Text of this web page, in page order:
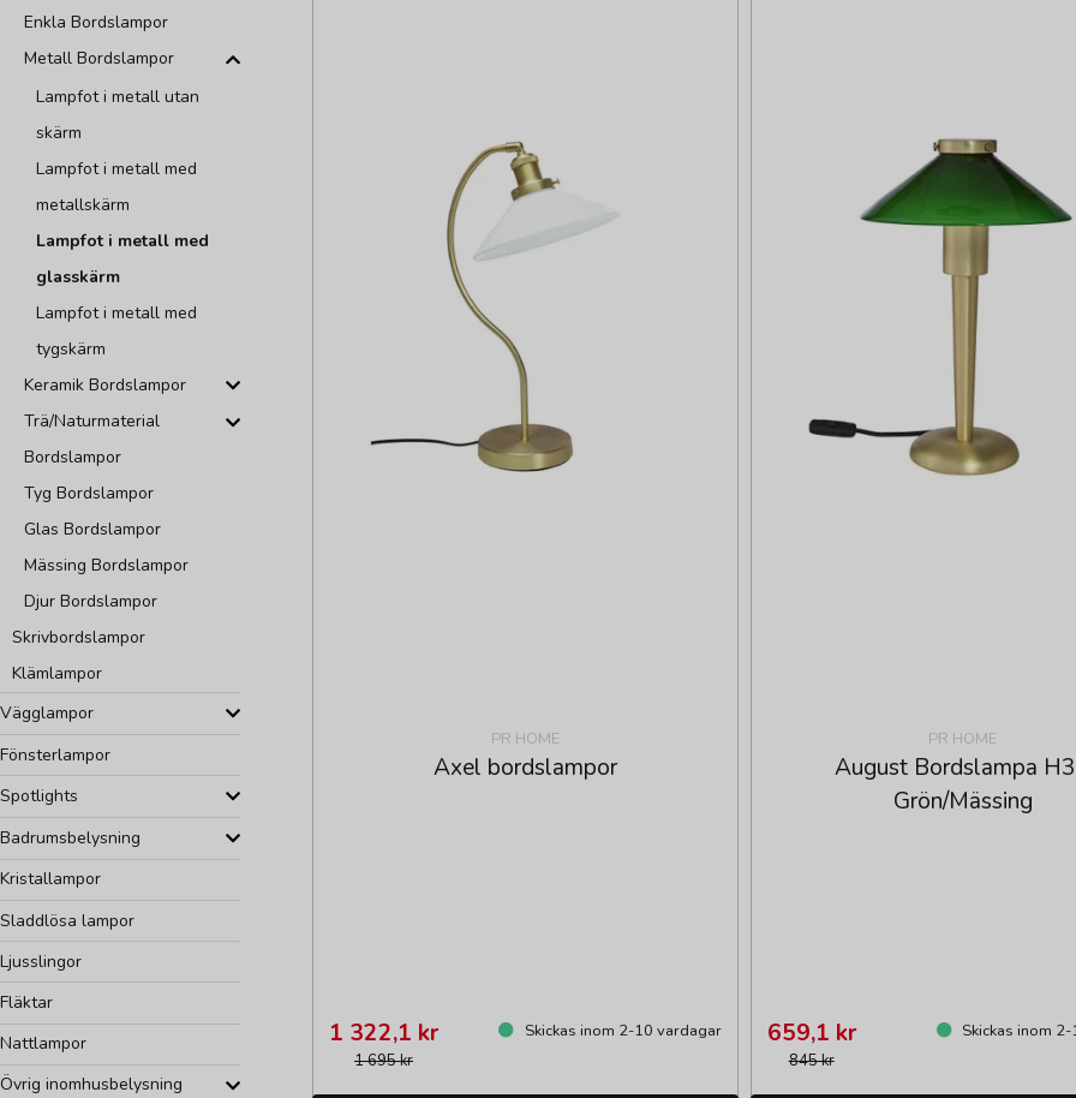
Enkla Bordslampor
Metall Bordslampor
Lampfot i metall utan
skärm
Lampfot i metall med
metallskärm
Lampfot i metall med
glasskärm
Lampfot i metall med
tygskärm
Keramik Bordslampor
Trä/Naturmaterial
Bordslampor
Tyg Bordslampor
Glas Bordslampor
Mässing Bordslampor
Djur Bordslampor
Skrivbordslampor
Klämlampor
Vägglampor
Fönsterlampor
Spotlights
Badrumsbelysning
Kristallampor
Sladdlösa lampor
Ljusslingor
Fläktar
Nattlampor
Övrig inomhusbelysning
PR HOME
Axel bordslampor
1 695 kr
1 322,1 kr Skickas inom 2-10 vardagar
PR HOME
August Bordslampa
Grön/Mässing
845 kr
659,1 kr Skickas inom